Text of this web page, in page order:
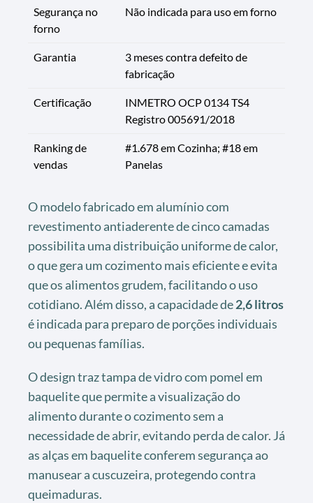
Segurança no
forno
Não indicada para uso em forno
Garantia
3 meses contra defeito de
fabricação
Certificação
INMETRO OCP 0134 TS4
Registro 005691/2018
Ranking de
vendas
#1.678 em Cozinha; #18 em
Panelas
O modelo fabricado em alumínio com
revestimento antiaderente de cinco camadas
possibilita uma distribuição uniforme de calor,
o que gera um cozimento mais eficiente e evita
que os alimentos grudem, facilitando o uso
cotidiano. Além disso, a capacidade de2,6 litros
é indicada para preparo de porções individuais
ou pequenas famílias.
O design traz tampa de vidro com pomel em
baquelite que permite a visualização do
alimento durante o cozimento sem a
necessidade de abrir, evitando perda de calor. Já
as alças em baquelite conferem segurança ao
manusear a cuscuzeira, protegendo contra
queimaduras.